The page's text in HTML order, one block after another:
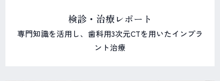
検診・治療レポート
専門知識を活用し、歯科用3次元CTを用いたインプラ
ント治療